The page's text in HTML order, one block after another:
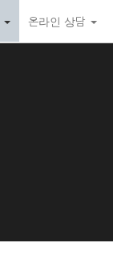
온라인 상담